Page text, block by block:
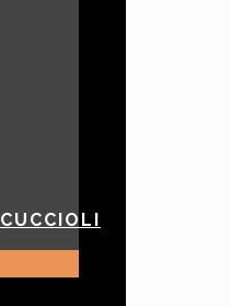
CUCCIOLI